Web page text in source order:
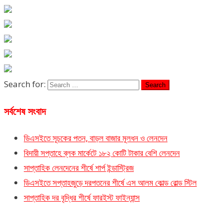
Search for:
সর্বশেষ সংবাদ
ডিএসইতে সূচকের পতন, বাড়ল বাজার মূলধন ও লেনদেন
বিদায়ী সপ্তাহে ব্লক মার্কেটে ১৮২ কোটি টাকার বেশি লেনদেন
সাপ্তাহিক লেনদেনের শীর্ষে শার্প ইন্ডাস্ট্রিজ
ডিএসইতে সপ্তাহজুড়ে দরপতনের শীর্ষে এস আলম কোল্ড রোল্ড স্টিল
সাপ্তাহিক দর বৃদ্ধির শীর্ষে ফারইস্ট ফাইন্যান্স